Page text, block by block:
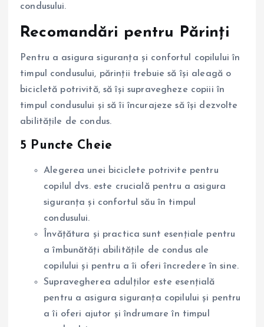
condusului.
Recomandări pentru Părinți
Pentru a asigura siguranța și confortul copilului în
timpul condusului, părinții trebuie să își aleagă o
bicicletă potrivită, să își supravegheze copiii în
timpul condusului și să îi încurajeze să își dezvolte
abilitățile de condus.
5 Puncte Cheie
Alegerea unei biciclete potrivite pentru
copilul dvs. este crucială pentru a asigura
siguranța și confortul său în timpul
condusului.
Învățătura și practica sunt esențiale pentru
a îmbunătăți abilitățile de condus ale
copilului și pentru a îi oferi încredere în sine.
Supravegherea adulților este esențială
pentru a asigura siguranța copilului și pentru
a îi oferi ajutor și îndrumare în timpul